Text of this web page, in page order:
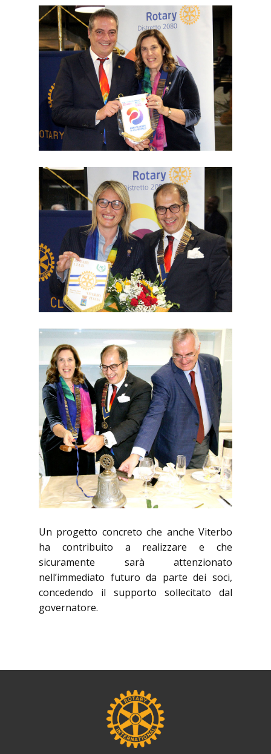
Un progetto concreto che anche Viterbo
ha contribuito a realizzare e che
sicuramente sarà attenzionato
nell’immediato futuro da parte dei soci,
concedendo il supporto sollecitato dal
governatore.